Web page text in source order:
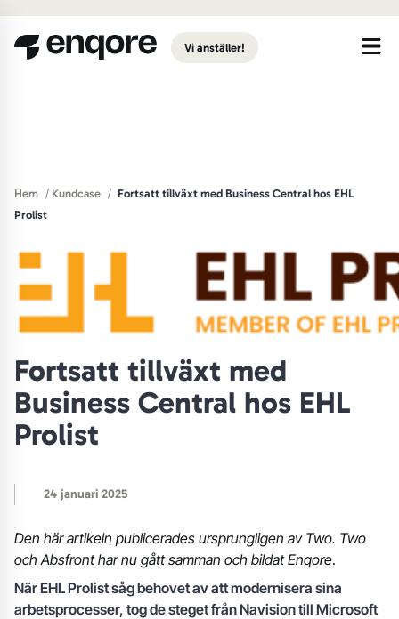
Vi anställer!
Hem / Kundcase / Fortsatt tillväxt med Business Central hos EHL
Prolist
Fortsatt tillväxt med
Business Central hos EHL
Prolist
24 januari 2025
Den här artikeln publicerades ursprungligen av Two. Two
och Absfront har nu gått samman och bildat Enqore.
När EHL Prolist såg behovet av att modernisera sina
arbetsprocesser, tog de steget från Navision till Microsoft